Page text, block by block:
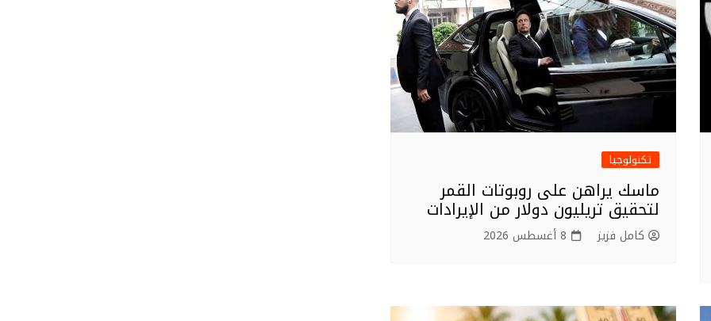
تكنولوجيا
ماسك يراهن على روبوتات القمر
لتحقيق تريليون دولار من الإيرادات
كامل فزيز 8 أغسطس 2026